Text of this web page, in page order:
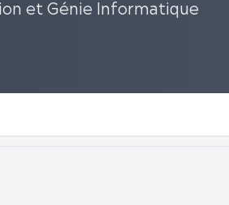
et Génie Informatique